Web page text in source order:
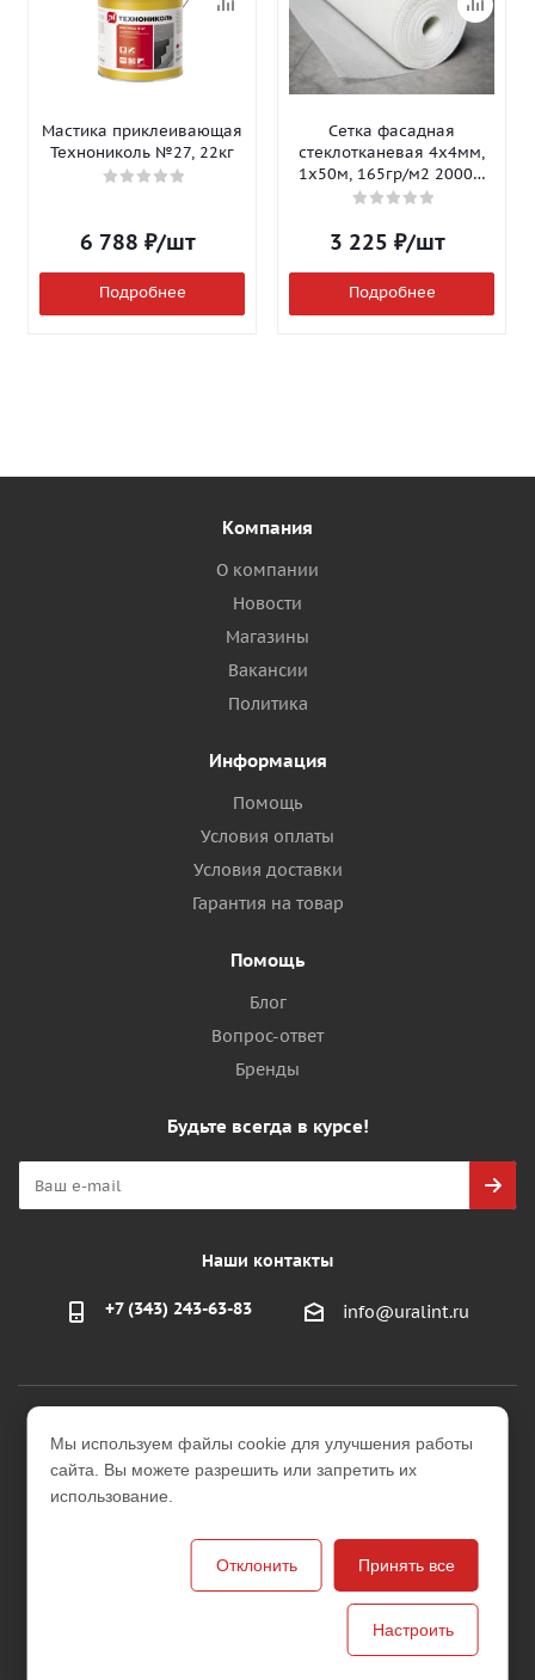
Мастика приклеивающая
Технониколь №27, 22кг
6 788 ₽/шт
Подробнее
Сетка фасадная
стеклотканевая 4х4мм,
1х50м, 165гр/м2 2000Н
Isomax-165
3 225 ₽/шт
Подробнее
Компания
О компании
Новости
Магазины
Вакансии
Политика
Информация
Помощь
Условия оплаты
Условия доставки
Гарантия на товар
Помощь
Блог
Вопрос-ответ
Бренды
Будьте всегда в курсе!
Наши контакты
+7 (343) 243-63-83 info@uralint.ru
2026 © ООО "УралИнтерьер"
Интернет-магазин строительных и отделочных
Версия для печати
Мы используем файлы cookie для улучшения работы
сайта. Вы можете разрешить или запретить их
использование.
Отклонить Принять все
Настроить